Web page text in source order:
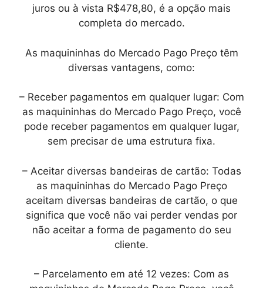
juros ou à vista R$478,80, é a opção mais
completa do mercado.
As maquininhas do Mercado Pago Preço têm
diversas vantagens, como:
– Receber pagamentos em qualquer lugar: Com
as maquininhas do Mercado Pago Preço, você
pode receber pagamentos em qualquer lugar,
sem precisar de uma estrutura fixa.
– Aceitar diversas bandeiras de cartão: Todas
as maquininhas do Mercado Pago Preço
aceitam diversas bandeiras de cartão, o que
significa que você não vai perder vendas por
não aceitar a forma de pagamento do seu
cliente.
– Parcelamento em até 12 vezes: Com as